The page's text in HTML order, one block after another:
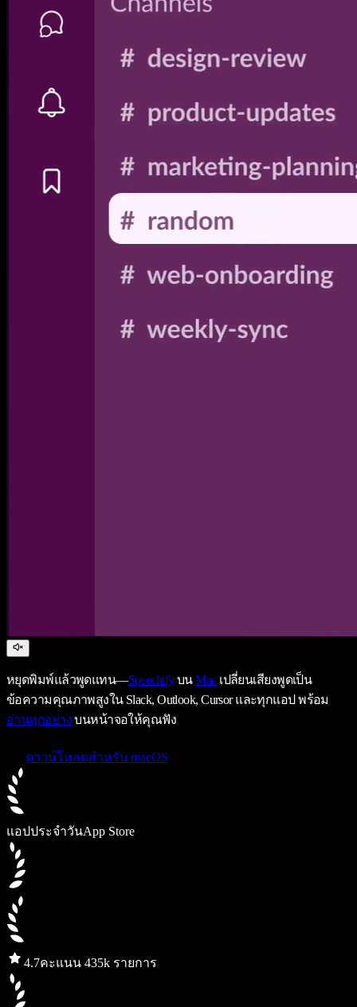
หยุดพิมพ์แล้วพูดแทน—SpeechifyบนMacเปลี่ยนเสียงพูดเป็น
ข้อความคุณภาพสูงใน Slack, Outlook, Cursor และทุกแอป พร้อม
อ่านทุกอย่างบนหน้าจอให้คุณฟัง
ดาวน์โหลดสำหรับ macOS
แอปประจำวันApp Store
4.7คะแนน 435k รายการ